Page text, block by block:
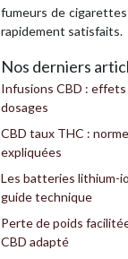
fumeurs de
rapidement satisfaits.
Nos derniers
Infusions CBD :
dosages
CBD taux THC :
expliquées
Les batteries lithium-
guide technique
Perte de poids
CBD adapté